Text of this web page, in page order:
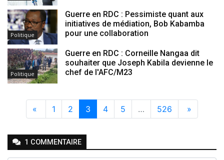
Politique
Guerre en RDC : Pessimiste quant aux
initiatives de médiation, Bob Kabamba
pour une collaboration
Politique
Guerre en RDC : Corneille Nangaa dit
souhaiter que Joseph Kabila devienne le
chef de l'AFC/M23
« 1 2 3 4 5 … 526 »
1 COMMENTAIRE